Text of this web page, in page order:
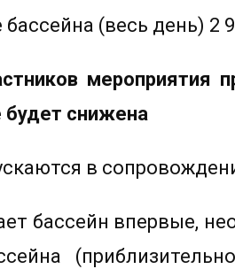
(весь день) 2
мероприятия
будет снижена
в
бассейн впервые,